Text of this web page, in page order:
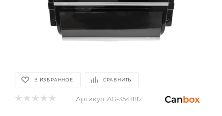
В ИЗБРАННОЕ СРАВНИТЬ
Артикул: AG-354882